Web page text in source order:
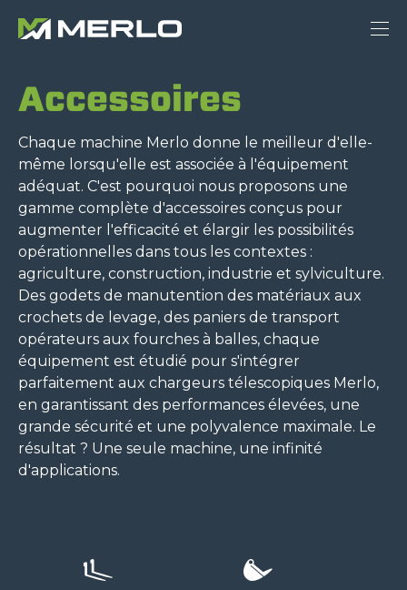
Accessoires
Chaque machine Merlo donne le meilleur d'elle-
même lorsqu'elle est associée à l'équipement
adéquat. C'est pourquoi nous proposons une
gamme complète d'accessoires conçus pour
augmenter l'efficacité et élargir les possibilités
opérationnelles dans tous les contextes :
agriculture, construction, industrie et sylviculture.
Des godets de manutention des matériaux aux
crochets de levage, des paniers de transport
opérateurs aux fourches à balles, chaque
équipement est étudié pour s'intégrer
parfaitement aux chargeurs télescopiques Merlo,
en garantissant des performances élevées, une
grande sécurité et une polyvalence maximale. Le
résultat ? Une seule machine, une infinité
d'applications.